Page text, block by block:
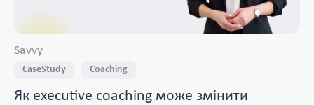
Savvy
CaseStudy Coaching
Як executive coaching може змінити